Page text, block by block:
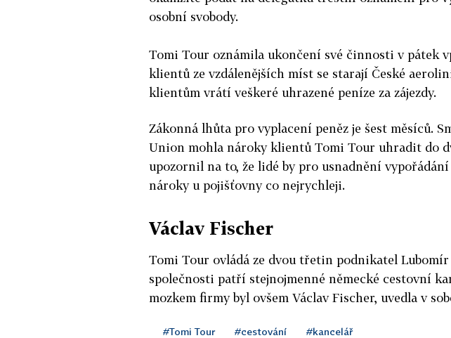
osobní svobody.
Tomi Tour oznámila ukončení své činnosti v pátek
klientů ze vzdálenějších míst se starají České
klientům vrátí veškeré uhrazené peníze za zájezdy.
Zákonná lhůta pro vyplacení peněz je šest měsíců.
Union mohla nároky klientů Tomi Tour uhradit do
upozornil na to, že lidé by pro usnadnění
nároky u pojišťovny co nejrychleji.
Václav Fischer
Tomi Tour ovládá ze dvou třetin podnikatel Lubomír
společnosti patří stejnojmenné německé cestovní
mozkem firmy byl ovšem Václav Fischer, uvedla v
#Tomi Tour #cestování #kancelář